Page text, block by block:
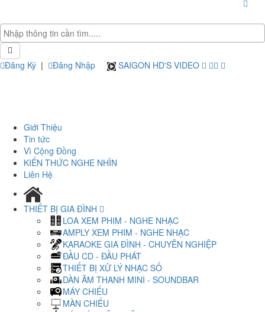
Đăng Ký | Đăng Nhập SAIGON HD'S VIDEO
Giới Thiệu
Tin tức
Vì Cộng Đồng
KIẾN THỨC NGHE NHÌN
Liên Hệ
THIẾT BỊ GIA ĐÌNH
LOA XEM PHIM - NGHE NHẠC
AMPLY XEM PHIM - NGHE NHẠC
KARAOKE GIA ĐÌNH - CHUYÊN NGHIỆP
ĐẦU CD - ĐẦU PHÁT
THIẾT BỊ XỬ LÝ NHẠC SỐ
DÀN ÂM THANH MINI - SOUNDBAR
MÁY CHIẾU
MÀN CHIẾU